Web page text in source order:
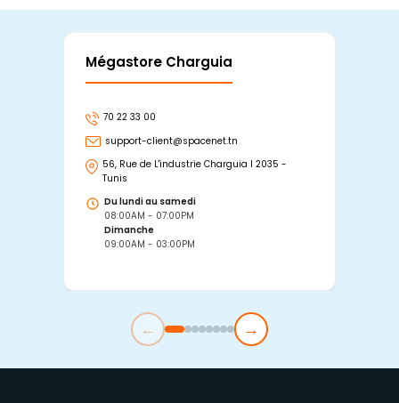
Mégastore Charguia
70 22 33 00
support-client@spacenet.tn
56, Rue de L'industrie Charguia I 2035 -
Tunis
Du lundi au samedi
08:00AM - 07:00PM
Dimanche
09:00AM - 03:00PM
← →